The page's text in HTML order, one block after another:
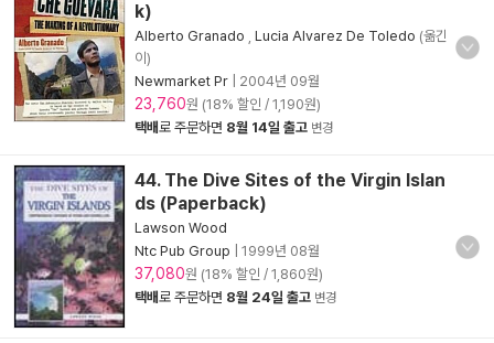
k)
Alberto Granado Lucia Alvarez De Toledo (옮긴
이)
Newmarket Pr
2004년 09월
23,760원 (18% 할인 / 1,190원)
택배로 주문하면 8월 14일 출고 변경
44. The Dive Sites of the Virgin Islan
ds (Paperback)
Lawson Wood
Ntc Pub Group
1999년 08월
37,080원 (18% 할인 / 1,860원)
택배로 주문하면 8월 24일 출고 변경